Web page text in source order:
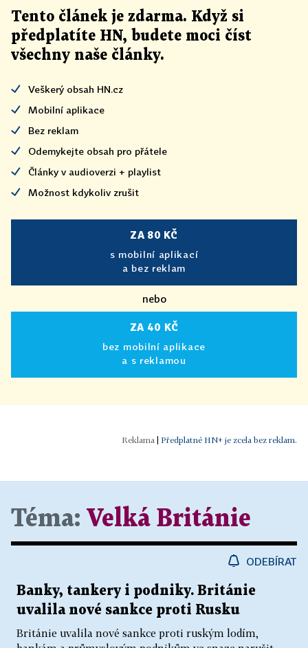
Tento článek je zdarma. Když si
předplatíte HN, budete moci číst
všechny naše články.
Veškerý obsah HN.cz
Mobilní aplikace
Bez reklam
Odemykejte obsah pro přátele
Články v audioverzi + playlist
Možnost kdykoliv zrušit
ZA 80 KČ
s mobilní aplikací
a bez reklam
nebo
ZA 40 KČ
bez mobilní aplikace
a s reklamou
Předplatné HN+ je zcela bez reklam.
Téma: Velká Británie
ODEBÍRAT
Banky, tankery i podniky. Británie
uvalila nové sankce proti Rusku
Británie uvalila nové sankce proti ruským lodím,